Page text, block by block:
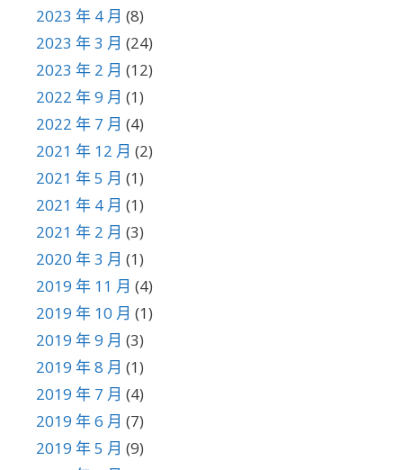
2023 年 4 月 (8)
2023 年 3 月 (24)
2023 年 2 月 (12)
2022 年 9 月 (1)
2022 年 7 月 (4)
2021 年 12 月 (2)
2021 年 5 月 (1)
2021 年 4 月 (1)
2021 年 2 月 (3)
2020 年 3 月 (1)
2019 年 11 月 (4)
2019 年 10 月 (1)
2019 年 9 月 (3)
2019 年 8 月 (1)
2019 年 7 月 (4)
2019 年 6 月 (7)
2019 年 5 月 (9)